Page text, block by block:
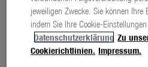
PRESSETEXT (3462
Der weltweite Umsatz der
jeweiligen Zwecke. Sie können
indem Sie Ihre Cookie-
Datenschutzerklärung Zu
Cookierichtlinien. Impressum.